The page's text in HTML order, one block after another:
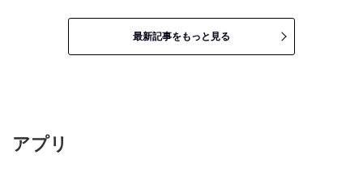
最新記事をもっと見る
アプリ